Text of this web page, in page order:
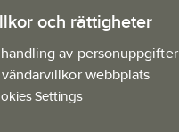
och rättigheter
av personuppgifter
webbplats
Settings